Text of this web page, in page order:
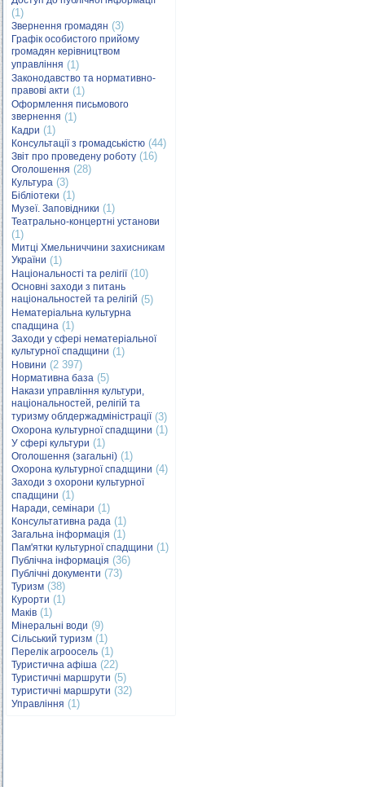
(1)
Звернення громадян (3)
Графік особистого прийому
громадян керівництвом
управління (1)
Законодавство та нормативно-
правові акти (1)
Оформлення письмового
звернення (1)
Кадри (1)
Консультації з громадськістю (44)
Звіт про проведену роботу (16)
Оголошення (28)
Культура (3)
Бібліотеки (1)
Музеї. Заповідники (1)
Театрально-концертні установи
(1)
Митці Хмельниччини захисникам
України (1)
Національності та релігії(10)
Основні заходи з питань
національностей та релігій (5)
Нематеріальна культурна
спадщина (1)
Заходи у сфері нематеріальної
культурної спадщини (1)
Новини (2 397)
Нормативна база (5)
Накази управління культури,
національностей, релігій та
туризму облдержадміністрації(3)
Охорона культурної спадщини (1)
У сфері культури (1)
Оголошення (загальні) (1)
Охорона культурної спадщини (4)
Заходи з охорони культурної
спадщини (1)
Наради, семінари (1)
Консультативна рада (1)
Загальна інформація (1)
Пам'ятки культурної спадщини (1)
Публічна інформація (36)
Публічні документи (73)
Туризм (38)
Курорти (1)
Маків (1)
Мінеральні води (9)
Сільський туризм (1)
Перелік агроосель (1)
Туристична афіша (22)
Туристичні маршрути (5)
туристичні маршрути (32)
Управління (1)